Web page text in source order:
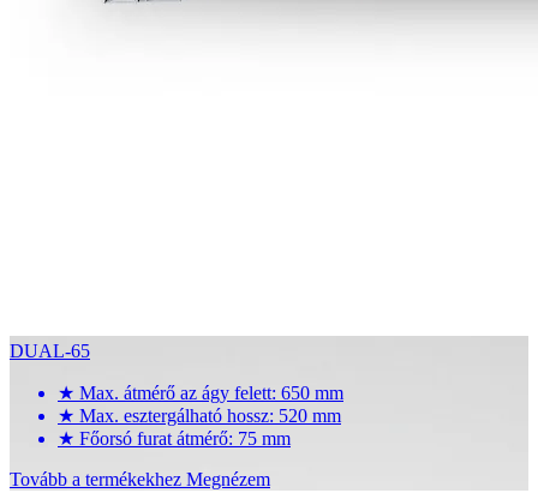
DUAL-65
★ Max. átmérő az ágy felett: 650 mm
★ Max. esztergálható hossz: 520 mm
★ Főorsó furat átmérő: 75 mm
Tovább a termékekhez Megnézem